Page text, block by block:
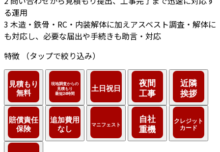
る運用
3 木造・鉄骨・RC・内装解体に加えアスベスト調査・解体に
も対応し、必要な届出や手続きも助言・対応
特徴
（タップで絞り込み）